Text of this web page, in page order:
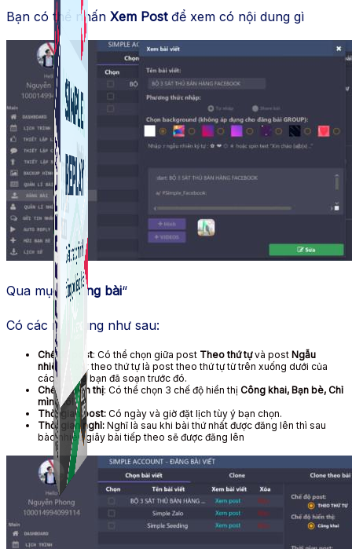
Combo ATP Mobile
Simple Replay
App ghi hình tự động quy trình đóng gói hàng hoá
Shopee, Lazada, Tiktokshop
Bạn có thể nhấn Xem Postđể xem có nội dung gì
Qua mục “Đăng bài“
Có các nội dung như sau:
Chế độ post: Có thể chọn giữa post Theo thứ tựvà post Ngẫu
nhiên.
Post theo thứ tự là post theo thứ tự từ trên xuống dưới của
các bài mà bạn đã soạn trước đó.
Chế độ hiển thị: Có thể chọn 3 chế độ hiển thị Công khai, Bạn bè, Chỉ
mình tôi
Thời gian post: Có ngày và giờ đặt lịch tùy ý bạn chọn.
Thời gian nghỉ: Nghĩ là sau khi bài thứ nhất được đăng lên thì sau
bào nhiêu giây bài tiếp theo sẽ được đăng lên